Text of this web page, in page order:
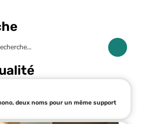
deux noms pour un même support